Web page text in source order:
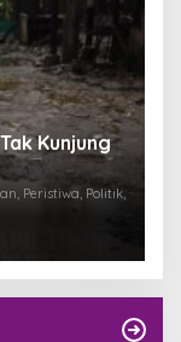
Kunjung
Peristiwa, Politik,